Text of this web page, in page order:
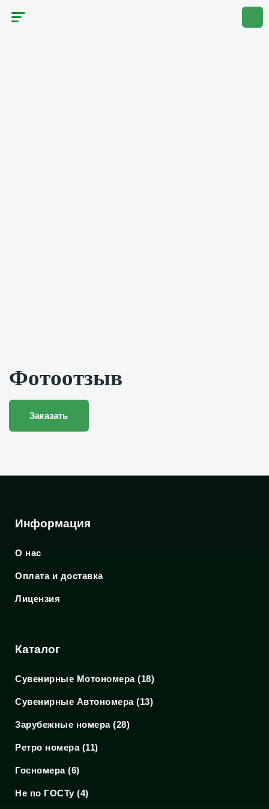
Фотоотзыв
Заказать
Информация
О нас
Оплата и доставка
Лицензия
Каталог
Сувенирные Мотономера (18)
Сувенирные Автономера (13)
Зарубежные номера (28)
Ретро номера (11)
Госномера (6)
Не по ГОСТу (4)